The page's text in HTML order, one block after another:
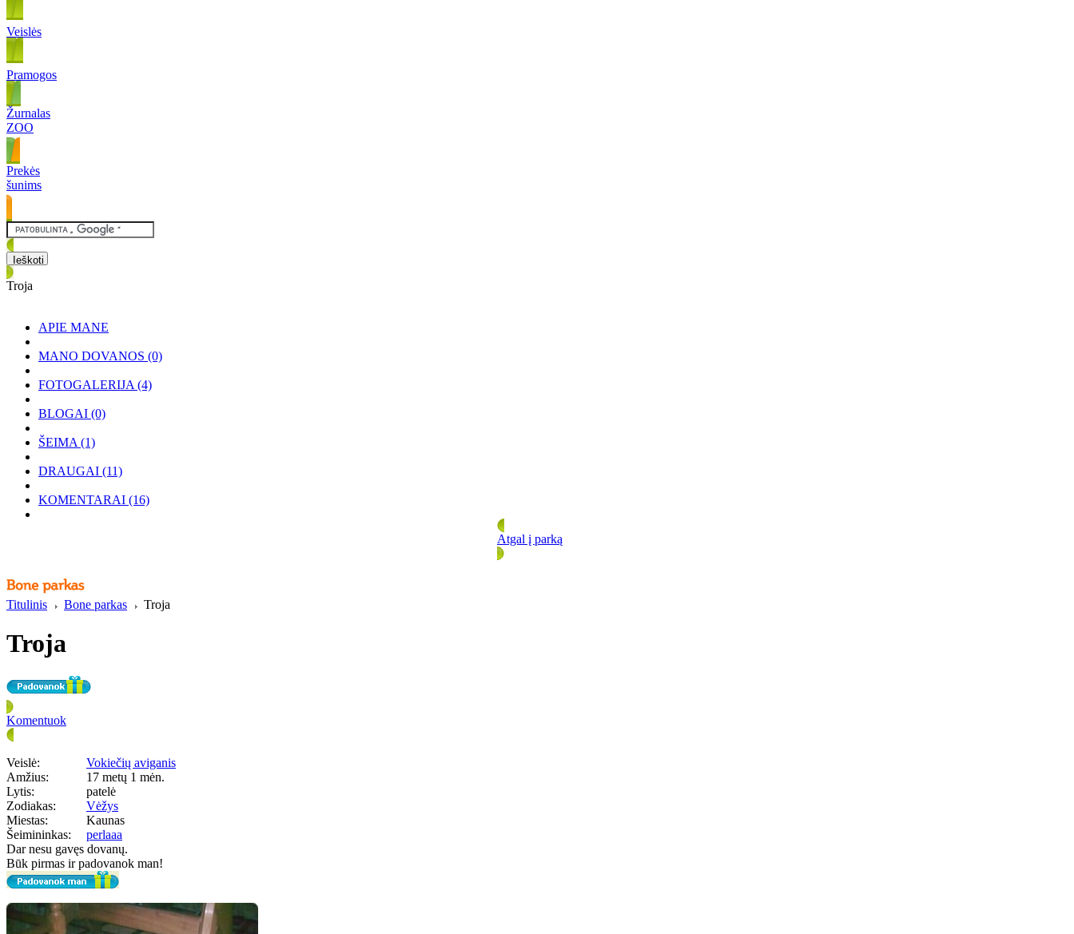
Veislės
Pramogos
Žurnalas
ZOO
Prekės
šunims
Troja
APIE MANE
MANO DOVANOS (0)
FOTOGALERIJA (4)
BLOGAI (0)
ŠEIMA (1)
DRAUGAI (11)
KOMENTARAI (16)
Atgal į parką
Titulinis Bone parkas Troja
Troja
Komentuok
Veislė:
Vokiečių aviganis
Amžius:
17 metų 1 mėn.
Lytis:
patelė
Zodiakas:
Vėžys
Miestas:
Kaunas
Šeimininkas:
perlaaa
Dar nesu gavęs dovanų.
Būk pirmas ir padovanok man!